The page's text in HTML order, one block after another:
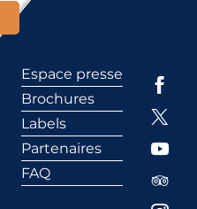
Espace presse
Brochures
Labels
Partenaires
FAQ